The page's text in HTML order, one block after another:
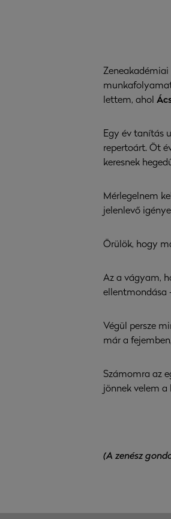
lettem, ahol
Egy év tanítás
repertoárt. Öt
keresnek
Mérlegelnem
jelenlevő
Örülök, hogy
Az a vágyam,
ellentmondása
Végül persze
már a
Számomra az
jönnek velem a
(A zenész